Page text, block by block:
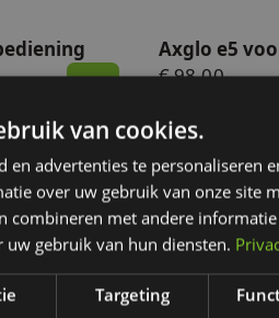
Axglo e5
€ 98,00
van cookies.
en advertenties te personaliseren
over uw gebruik van onze site
combineren met andere
gebruik van hun diensten.
Targeting